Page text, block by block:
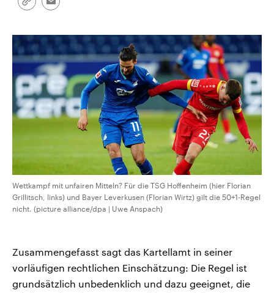
Link
Email
Wettkampf mit unfairen Mitteln? Für die TSG Hoffenheim (hier Florian
Grillitsch, links) und Bayer Leverkusen (Florian Wirtz) gilt die 50+1-Regel
nicht. (picture alliance/dpa | Uwe Anspach)
Zusammengefasst sagt das Kartellamt in seiner
vorläufigen rechtlichen Einschätzung: Die Regel ist
grundsätzlich unbedenklich und dazu geeignet, die